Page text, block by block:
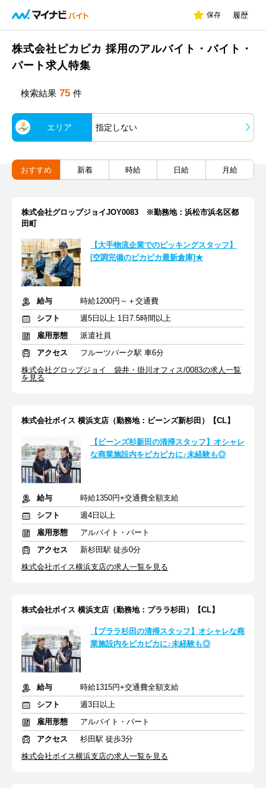
保存 履歴
株式会社ピカピカ 採用のアルバイト・バイト・
パート求人特集
検索結果 75 件
エリア 指定しない
おすすめ 新着 時給 日給 月給
株式会社グロップジョイJOY0083 ※勤務地：浜松市浜名区都
田町
【大手物流企業でのピッキングスタッフ】
[空調完備のピカピカ最新倉庫]★
給与
時給1200円～＋交通費
シフト
週5日以上 1日7.5時間以上
雇用形態
派遣社員
アクセス
フルーツパーク駅 車6分
株式会社グロップジョイ 袋井・掛川オフィス/0083の求人一覧
を見る
株式会社ボイス 横浜支店（勤務地：ビーンズ新杉田）【CL】
【ビーンズ杉新田の清掃スタッフ】オシャレ
な商業施設内をピカピカに♪未経験も◎
給与
時給1350円+交通費全額支給
シフト
週4日以上
雇用形態
アルバイト・パート
アクセス
新杉田駅 徒歩0分
株式会社ボイス横浜支店の求人一覧を見る
株式会社ボイス 横浜支店（勤務地：プララ杉田）【CL】
【プララ杉田の清掃スタッフ】オシャレな商
業施設内をピカピカに♪未経験も◎
給与
時給1315円+交通費全額支給
シフト
週3日以上
雇用形態
アルバイト・パート
アクセス
杉田駅 徒歩3分
株式会社ボイス横浜支店の求人一覧を見る